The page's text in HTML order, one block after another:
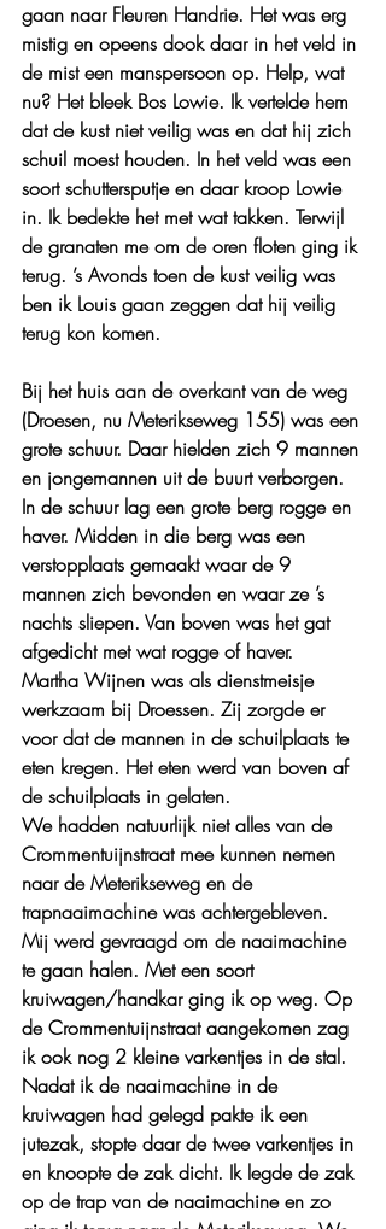
gaan naar Fleuren Handrie. Het was erg
mistig en opeens dook daar in het veld in
de mist een manspersoon op. Help, wat
nu? Het bleek Bos Lowie. Ik vertelde hem
dat de kust niet veilig was en dat hij zich
schuil moest houden. In het veld was een
soort schuttersputje en daar kroop Lowie
in. Ik bedekte het met wat takken. Terwijl
de granaten me om de oren floten ging ik
terug. ’s Avonds toen de kust veilig was
ben ik Louis gaan zeggen dat hij veilig
terug kon komen.
Bij het huis aan de overkant van de weg
(Droesen, nu Meterikseweg 155) was een
grote schuur. Daar hielden zich 9 mannen
en jongemannen uit de buurt verborgen.
In de schuur lag een grote berg rogge en
haver. Midden in die berg was een
verstopplaats gemaakt waar de 9
mannen zich bevonden en waar ze ’s
nachts sliepen. Van boven was het gat
afgedicht met wat rogge of haver.
Martha Wijnen was als dienstmeisje
werkzaam bij Droessen. Zij zorgde er
voor dat de mannen in de schuilplaats te
eten kregen. Het eten werd van boven af
de schuilplaats in gelaten.
We hadden natuurlijk niet alles van de
Crommentuijnstraat mee kunnen nemen
naar de Meterikseweg en de
trapnaaimachine was achtergebleven.
Mij werd gevraagd om de naaimachine
te gaan halen. Met een soort
kruiwagen/handkar ging ik op weg. Op
de Crommentuijnstraat aangekomen zag
ik ook nog 2 kleine varkentjes in de stal.
Nadat ik de naaimachine in de
kruiwagen had gelegd pakte ik een
jutezak, stopte daar de twee varkentjes in
en knoopte de zak dicht. Ik legde de zak
op de trap van de naaimachine en zo